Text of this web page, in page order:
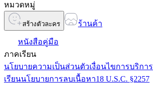
หมวดหมู่
สร้างตัวละคร ร้านค้า
หนังสือคู่มือ
ภาคเรียน
นโยบายความเป็นส่วนตัวเงื่อนไขการบริการ
เรียนนโยบายการลบเนื้อหา18 U.S.C. §2257